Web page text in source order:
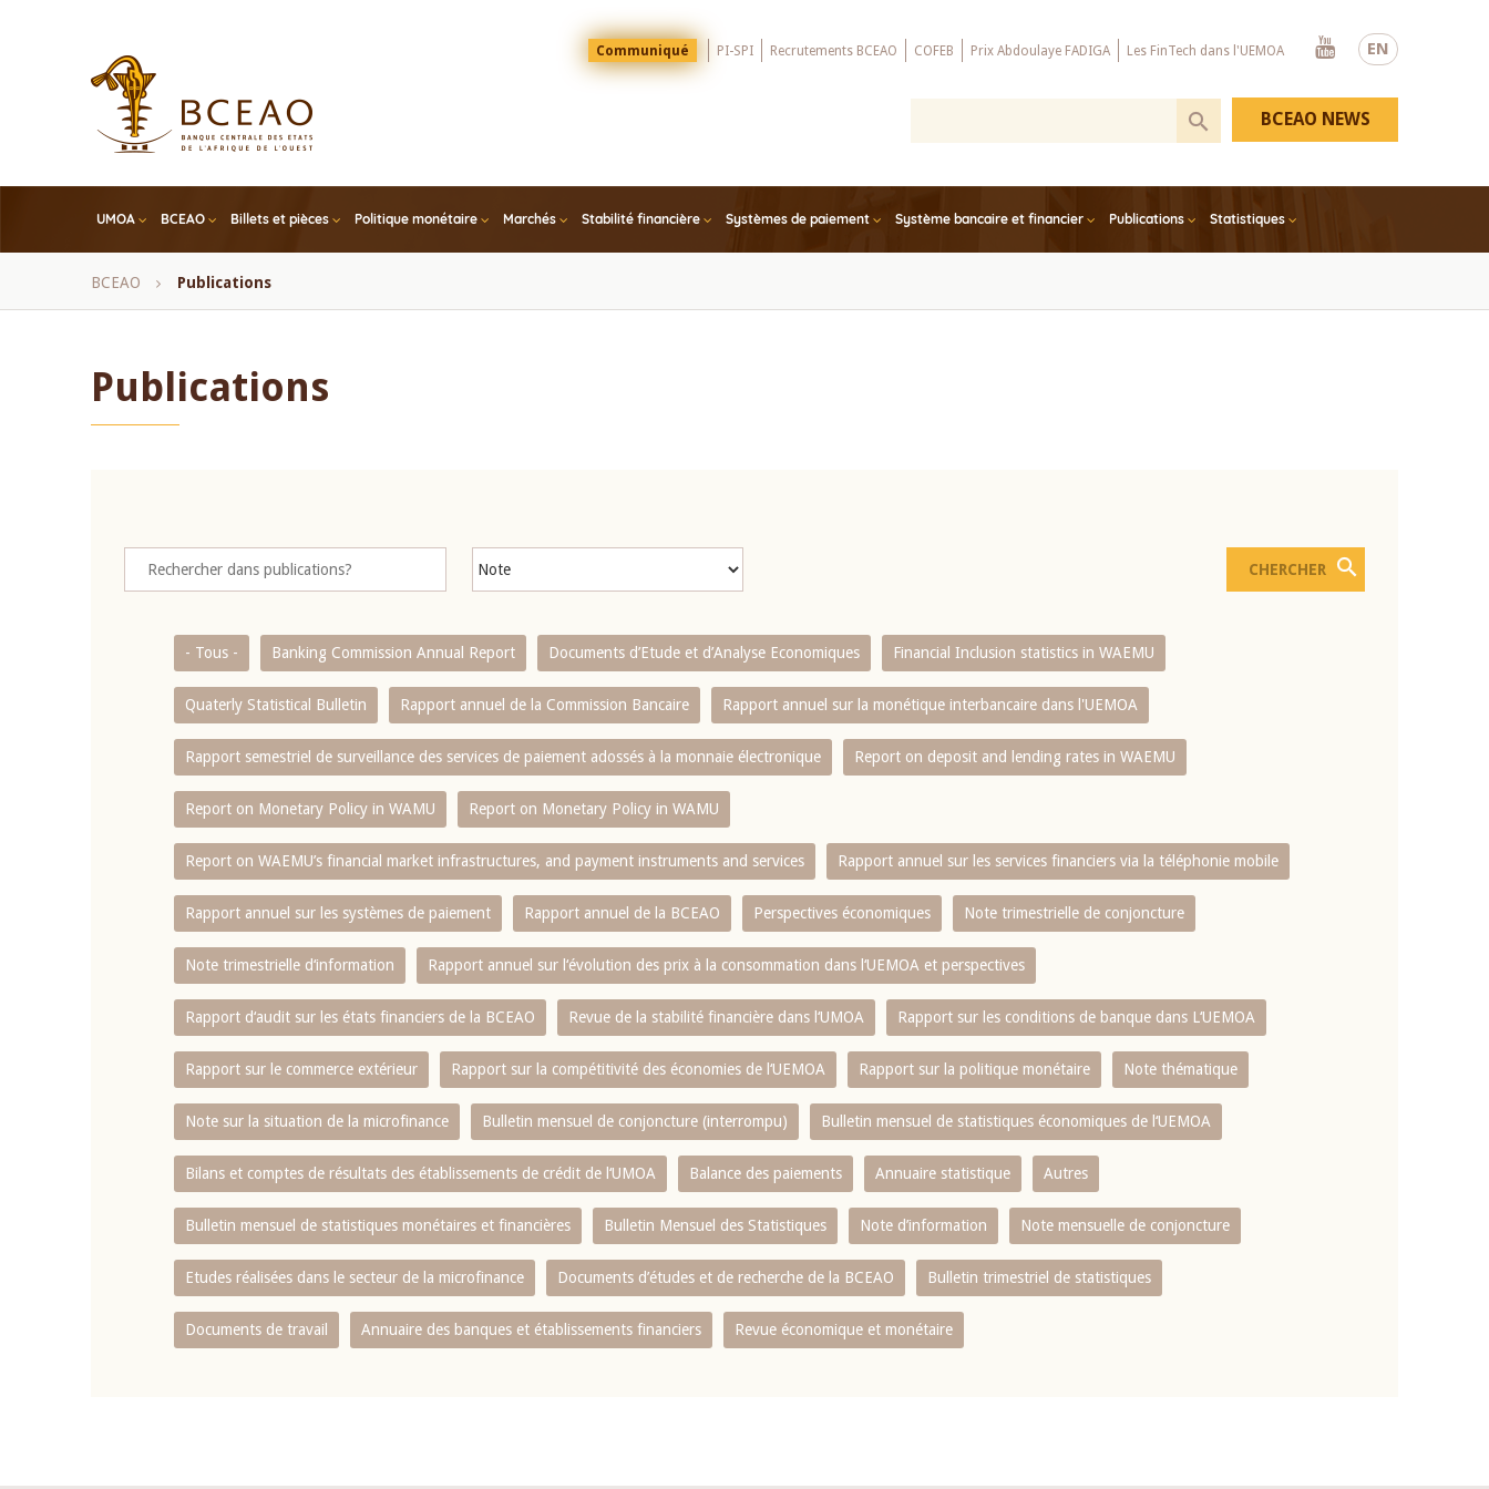
EN
Menu
Top
Communiqué PI-SPI Recrutements BCEAO COFEB Prix Abdoulaye FADIGA Les FinTech dans l'UEMOA
Youtube
UMOA BCEAO Billets et pièces Politique monétaire Marchés Stabilité financière Systèmes de paiement Système bancaire et financier Publications Statistiques
BCEAO NEWS
Fil
BCEAO Publications
Publications
- Tous - Banking Commission Annual Report Documents d’Etude et d’Analyse Economiques Financial Inclusion statistics in WAEMU
Quaterly Statistical Bulletin Rapport annuel de la Commission Bancaire Rapport annuel sur la monétique interbancaire dans l'UEMOA
Rapport semestriel de surveillance des services de paiement adossés à la monnaie électronique Report on deposit and lending rates in WAEMU
Report on Monetary Policy in WAMU Report on Monetary Policy in WAMU
Report on WAEMU’s financial market infrastructures, and payment instruments and services Rapport annuel sur les services financiers via la téléphonie mobile
Rapport annuel sur les systèmes de paiement Rapport annuel de la BCEAO Perspectives économiques Note trimestrielle de conjoncture
Note trimestrielle d‘information Rapport annuel sur l‘évolution des prix à la consommation dans l‘UEMOA et perspectives
Rapport d‘audit sur les états financiers de la BCEAO Revue de la stabilité financière dans l‘UMOA Rapport sur les conditions de banque dans L‘UEMOA
Rapport sur le commerce extérieur Rapport sur la compétitivité des économies de l‘UEMOA Rapport sur la politique monétaire Note thématique
Note sur la situation de la microfinance Bulletin mensuel de conjoncture (interrompu) Bulletin mensuel de statistiques économiques de l‘UEMOA
Bilans et comptes de résultats des établissements de crédit de l‘UMOA Balance des paiements Annuaire statistique Autres
Bulletin mensuel de statistiques monétaires et financières Bulletin Mensuel des Statistiques Note d’information Note mensuelle de conjoncture
Etudes réalisées dans le secteur de la microfinance Documents d’études et de recherche de la BCEAO Bulletin trimestriel de statistiques
Documents de travail Annuaire des banques et établissements financiers Revue économique et monétaire